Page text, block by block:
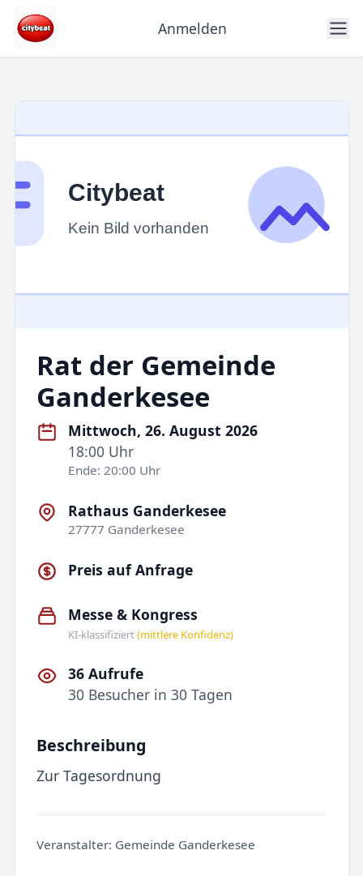
Anmelden
Rat der Gemeinde
Ganderkesee
Mittwoch, 26. August 2026
18:00 Uhr
Ende: 20:00 Uhr
Rathaus Ganderkesee
27777 Ganderkesee
Preis auf Anfrage
Messe & Kongress
KI-klassifiziert(mittlere Konfidenz)
36 Aufrufe
30 Besucher in 30 Tagen
Beschreibung
Zur Tagesordnung
Veranstalter: Gemeinde Ganderkesee